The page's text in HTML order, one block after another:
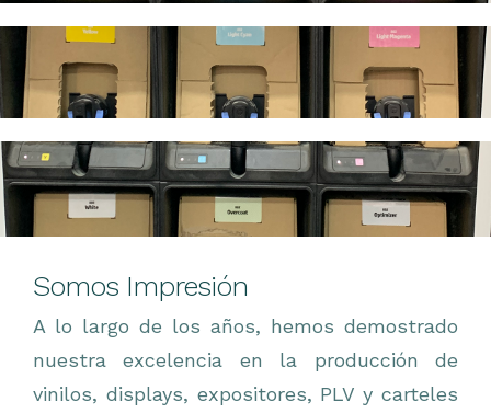
Somos Impresión
A lo largo de los años, hemos demostrado
nuestra excelencia en la producción de
vinilos, displays, expositores, PLV y carteles